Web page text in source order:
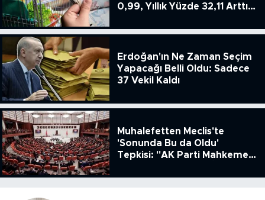
0,99, Yıllık Yüzde 32,11 Arttı,
51.49
Erdoğan'ın Ne Zaman Seçim
Yapacağı Belli Oldu: Sadece
37 Vekil Kaldı
Muhalefetten Meclis'te
'Sonunda Bu da Oldu'
Tepkisi: "AK Parti Mahkeme
Kanun Çıkardı"